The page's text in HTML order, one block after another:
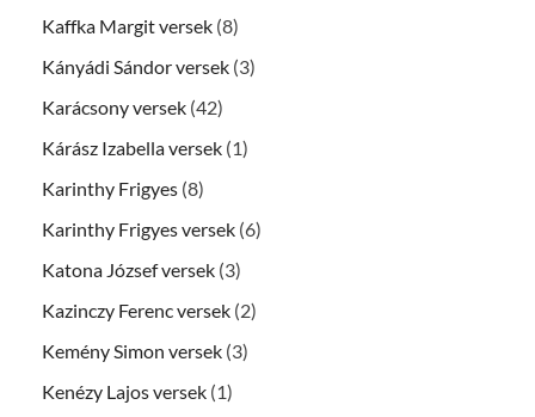
Kaffka Margit versek (8)
Kányádi Sándor versek (3)
Karácsony versek (42)
Kárász Izabella versek (1)
Karinthy Frigyes (8)
Karinthy Frigyes versek (6)
Katona József versek (3)
Kazinczy Ferenc versek (2)
Kemény Simon versek (3)
Kenézy Lajos versek (1)